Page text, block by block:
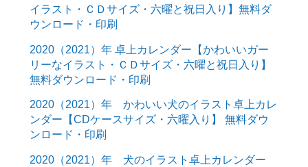
イラスト・ＣＤサイズ・六曜と祝日入り】無料ダ
ウンロード・印刷
2020（2021）年 卓上カレンダー【かわいいガー
リーなイラスト・ＣＤサイズ・六曜と祝日入り】
無料ダウンロード・印刷
2020（2021）年 かわいい犬のイラスト卓上カレ
ンダー【CDケースサイズ・六曜入り】 無料ダウ
ンロード・印刷
2020（2021）年 犬のイラスト卓上カレンダー